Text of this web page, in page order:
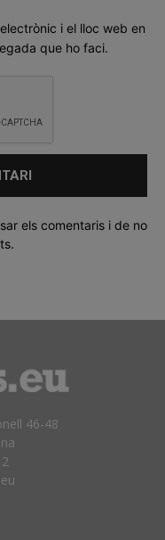
i el lloc web en
que ho faci.
els comentaris i de no
46-48